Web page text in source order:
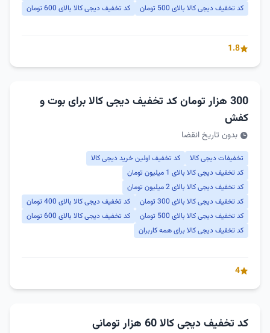
کد تخفیف دیجی کالا بالای 500 تومان
کد تخفیف دیجی کالا بالای 600 تومان
1.8
300 هزار تومان کد تخفیف دیجی کالا برای بوت و
کفش
بدون تاریخ انقضا
تخفیفات دیجی کالا
کد تخفیف اولین خرید دیجی کالا
کد تخفیف دیجی کالا بالای 1 میلیون تومان
کد تخفیف دیجی کالا بالای 2 میلیون تومان
کد تخفیف دیجی کالا بالای 300 تومان
کد تخفیف دیجی کالا بالای 400 تومان
کد تخفیف دیجی کالا بالای 500 تومان
کد تخفیف دیجی کالا بالای 600 تومان
کد تخفیف دیجی کالا برای همه کاربران
4
کد تخفیف دیجی کالا 60 هزار تومانی